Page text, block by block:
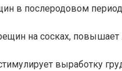
в послеродовом
на сосках,
выработку